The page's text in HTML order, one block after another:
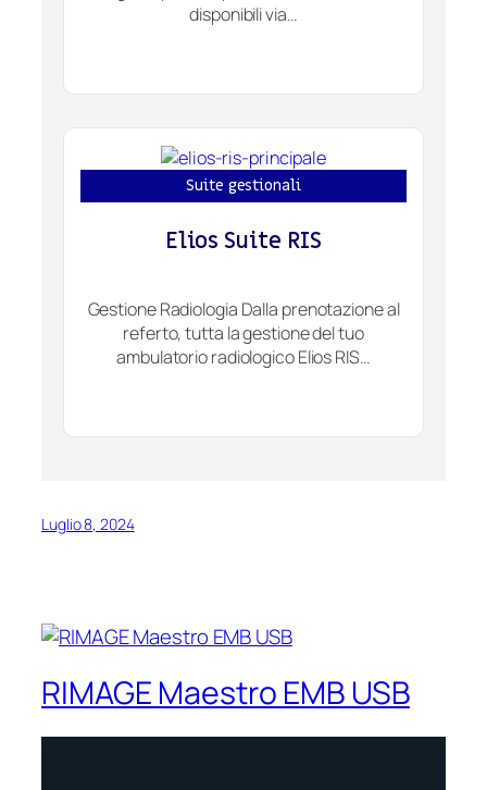
disponibili via…
Suite gestionali
Elios Suite RIS
Gestione Radiologia Dalla prenotazione al
referto, tutta la gestione del tuo
ambulatorio radiologico Elios RIS…
Luglio 8, 2024
RIMAGE Maestro EMB USB